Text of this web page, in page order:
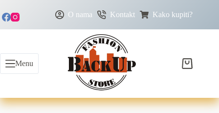
O nama Kontakt Kako kupiti?
Menu